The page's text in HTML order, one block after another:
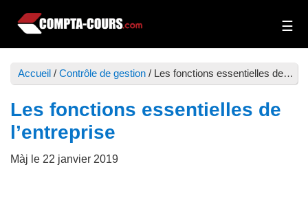
Passer
contenu
principal
Passer
la
barre
latérale
principale
Cours
exercices
de
comptabilité
Accueil / Contrôle de gestion / Les fonctions essentielles de l’entreprise
Les fonctions essentielles de
l’entreprise
Màj le 22 janvier 2019